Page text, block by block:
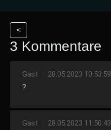
<
3 Kommentare
Gast 28.05.2023 10:53:59
?
Gast 28.05.2023 11:50:43